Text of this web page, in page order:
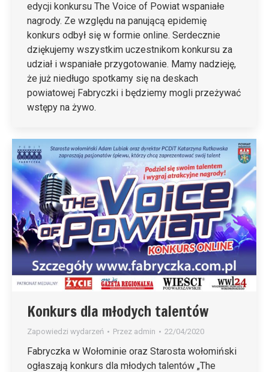
edycji konkursu The Voice of Powiat wspaniałe
nagrody. Ze względu na panującą epidemię
konkurs odbył się w formie online. Serdecznie
dziękujemy wszystkim uczestnikom konkursu za
udział i wspaniałe przygotowanie. Mamy nadzieję,
że już niedługo spotkamy się na deskach
powiatowej Fabryczki i będziemy mogli przeżywać
wstępy na żywo.
Konkurs dla młodych talentów
Zapowiedzi wydarzeń Przez admin 22/04/2020
Fabryczka w Wołominie oraz Starosta wołomiński
ogłaszają konkurs dla młodych talentów „The